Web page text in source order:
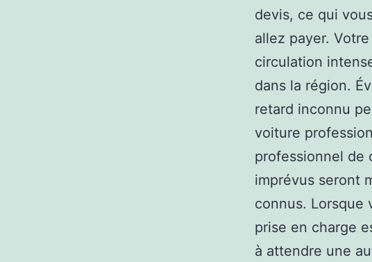
devis, ce qui
allez payer.
circulation
dans la région.
retard inconnu
voiture
professionnel de
imprévus seront
connus. Lorsque
prise en charge
à attendre une